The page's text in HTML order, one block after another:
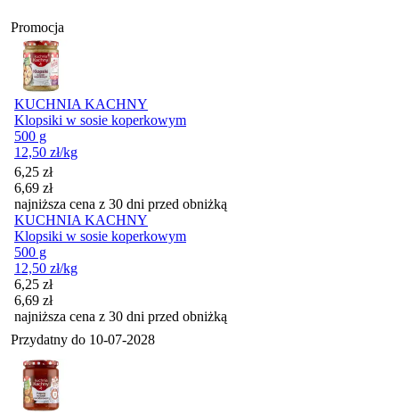
Promocja
KUCHNIA KACHNY
Klopsiki w sosie koperkowym
500 g
12,50 zł/kg
Cena promocyjna
6,25 zł
6,69 zł
najniższa cena z 30 dni przed obniżką
KUCHNIA KACHNY
Klopsiki w sosie koperkowym
500 g
12,50 zł/kg
Cena promocyjna
6,25 zł
6,69 zł
najniższa cena z 30 dni przed obniżką
Przydatny do 10-07-2028